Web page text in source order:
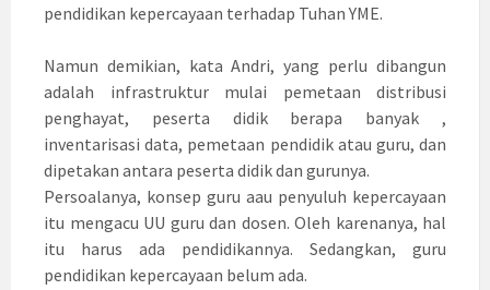
pendidikan kepercayaan terhadap Tuhan YME.
Namun demikian, kata Andri, yang perlu dibangun
adalah infrastruktur mulai pemetaan distribusi
penghayat, peserta didik berapa banyak ,
inventarisasi data, pemetaan pendidik atau guru, dan
dipetakan antara peserta didik dan gurunya.
Persoalanya, konsep guru aau penyuluh kepercayaan
itu mengacu UU guru dan dosen. Oleh karenanya, hal
itu harus ada pendidikannya. Sedangkan, guru
pendidikan kepercayaan belum ada.